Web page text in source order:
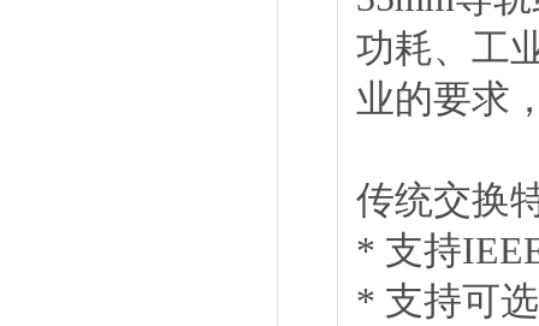
功耗、工
业的要求
传统交换
* 支持
* 支持可